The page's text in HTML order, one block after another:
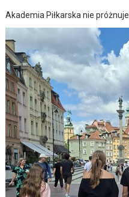
Akademia Piłkarska nie próżnuje